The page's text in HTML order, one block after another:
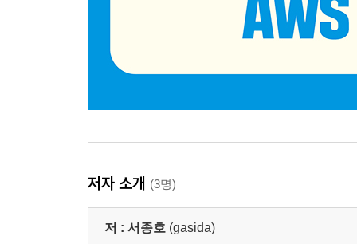
저자 소개 (3명)
저 : 서종호 (gasida)